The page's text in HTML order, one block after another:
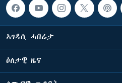
ኣገዳሲ ሓበሬታ
ዕለታዊ ዜና